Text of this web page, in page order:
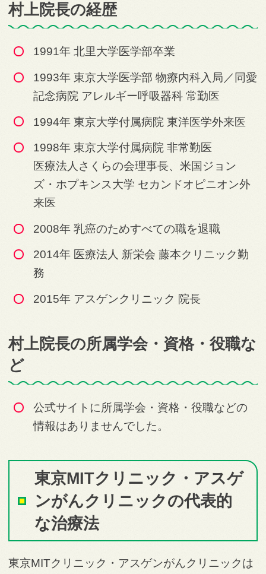
村上院長の経歴
1991年 北里大学医学部卒業
1993年 東京大学医学部 物療内科入局／同愛
記念病院 アレルギー呼吸器科 常勤医
1994年 東京大学付属病院 東洋医学外来医
1998年 東京大学付属病院 非常勤医
医療法人さくらの会理事長、米国ジョン
ズ・ホプキンス大学 セカンドオピニオン外
来医
2008年 乳癌のためすべての職を退職
2014年 医療法人 新栄会 藤本クリニック勤
務
2015年 アスゲンクリニック 院長
村上院長の所属学会・資格・役職な
ど
公式サイトに所属学会・資格・役職などの
情報はありませんでした。
東京MITクリニック・アスゲ
ンがんクリニックの代表的
な治療法
東京MITクリニック・アスゲンがんクリニックは